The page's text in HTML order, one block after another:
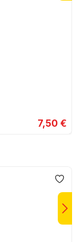
7,50 €